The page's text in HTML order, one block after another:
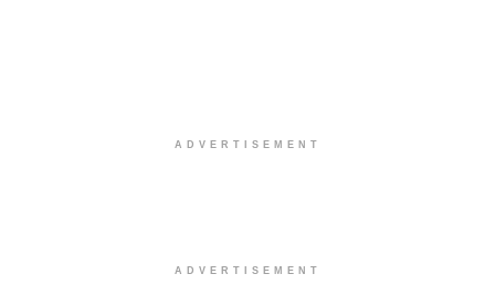
ADVERTISEMENT
ADVERTISEMENT